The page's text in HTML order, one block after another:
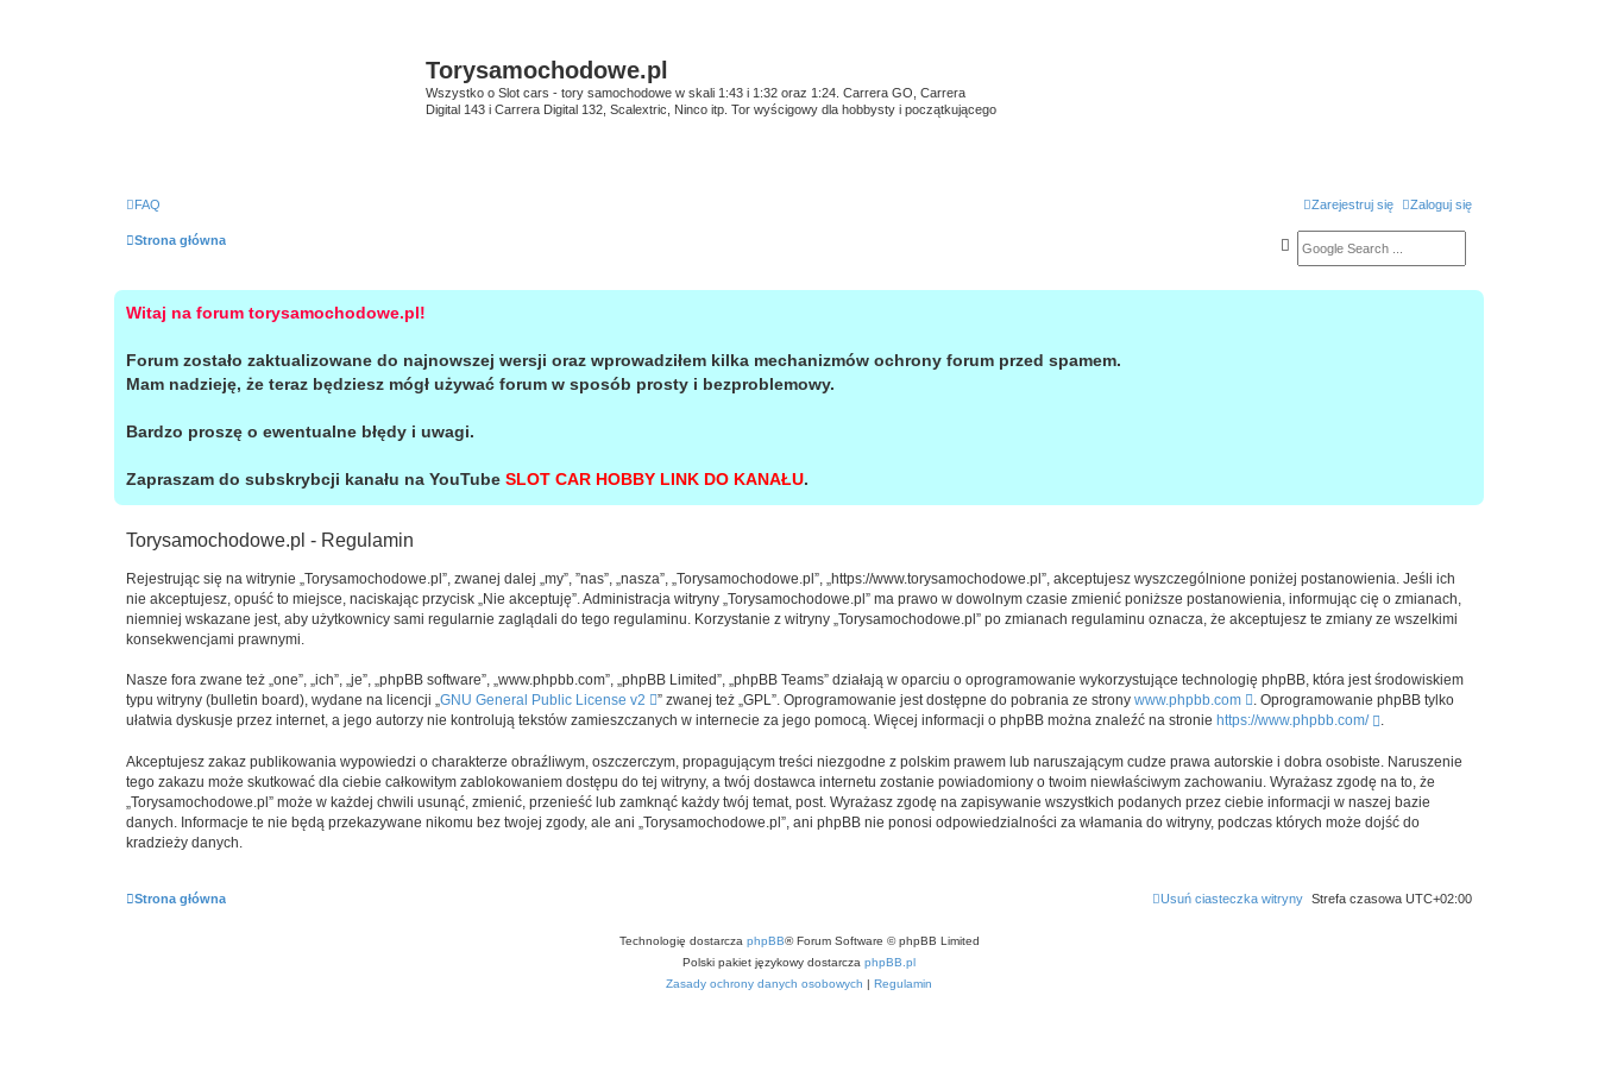
Torysamochodowe.pl
Wszystko o Slot cars - tory samochodowe w skali 1:43 i 1:32 oraz 1:24. Carrera GO, Carrera
Digital 143 i Carrera Digital 132, Scalextric, Ninco itp. Tor wyścigowy dla hobbysty i początkującego
FAQ Zaloguj się
Zarejestruj się
Strona główna
Witaj na forum torysamochodowe.pl!
Forum zostało zaktualizowane do najnowszej wersji oraz wprowadziłem kilka mechanizmów ochrony forum przed spamem.
Mam nadzieję, że teraz będziesz mógł używać forum w sposób prosty i bezproblemowy.
Bardzo proszę o ewentualne błędy i uwagi.
Zapraszam do subskrybcji kanału na YouTube SLOT CAR HOBBY LINK DO KANAŁU.
Torysamochodowe.pl - Regulamin
Rejestrując się na witrynie „Torysamochodowe.pl”, zwanej dalej „my”, ”nas”, „nasza”, „Torysamochodowe.pl”, „https://www.torysamochodowe.pl”, akceptujesz wyszczególnione poniżej postanowienia. Jeśli ich
nie akceptujesz, opuść to miejsce, naciskając przycisk „Nie akceptuję”. Administracja witryny „Torysamochodowe.pl” ma prawo w dowolnym czasie zmienić poniższe postanowienia, informując cię o zmianach,
niemniej wskazane jest, aby użytkownicy sami regularnie zaglądali do tego regulaminu. Korzystanie z witryny „Torysamochodowe.pl” po zmianach regulaminu oznacza, że akceptujesz te zmiany ze wszelkimi
konsekwencjami prawnymi.
Nasze fora zwane też „one”, „ich”, „je”, „phpBB software”, „www.phpbb.com”, „phpBB Limited”, „phpBB Teams” działają w oparciu o oprogramowanie wykorzystujące technologię phpBB, która jest środowiskiem
typu witryny (bulletin board), wydane na licencji „GNU General Public License v2 ” zwanej też „GPL”. Oprogramowanie jest dostępne do pobrania ze strony www.phpbb.com
. Oprogramowanie phpBB tylko
ułatwia dyskusje przez internet, a jego autorzy nie kontrolują tekstów zamieszczanych w internecie za jego pomocą. Więcej informacji o phpBB można znaleźć na stronie https://www.phpbb.com/ .
Akceptujesz zakaz publikowania wypowiedzi o charakterze obraźliwym, oszczerczym, propagującym treści niezgodne z polskim prawem lub naruszającym cudze prawa autorskie i dobra osobiste. Naruszenie
tego zakazu może skutkować dla ciebie całkowitym zablokowaniem dostępu do tej witryny, a twój dostawca internetu zostanie powiadomiony o twoim niewłaściwym zachowaniu. Wyrażasz zgodę na to, że
„Torysamochodowe.pl” może w każdej chwili usunąć, zmienić, przenieść lub zamknąć każdy twój temat, post. Wyrażasz zgodę na zapisywanie wszystkich podanych przez ciebie informacji w naszej bazie
danych. Informacje te nie będą przekazywane nikomu bez twojej zgody, ale ani „Torysamochodowe.pl”, ani phpBB nie ponosi odpowiedzialności za włamania do witryny, podczas których może dojść do
kradzieży danych.
Strona główna Strefa czasowa UTC+02:00
Usuń ciasteczka witryny
Technologię dostarcza phpBB® Forum Software © phpBB Limited
Polski pakiet językowy dostarcza phpBB.pl
Zasady ochrony danych osobowych | Regulamin